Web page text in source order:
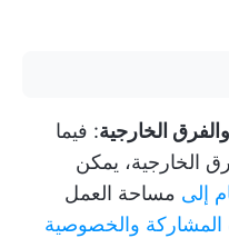
الخارجية: فيما
الخارجية، يمكن
إلى مساحة العمل
المشاركة والخصوصية